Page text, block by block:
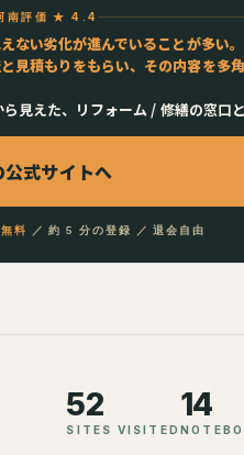
南評価 ★ 4.4
ない劣化が進んでいることが多い
見積もりをもらい、その内容を多
見えた、リフォーム / 修繕の窓口と
公式サイトへ
無料 ／ 約 5 分の登録 ／ 退会自由
52
SITES VISITED
14